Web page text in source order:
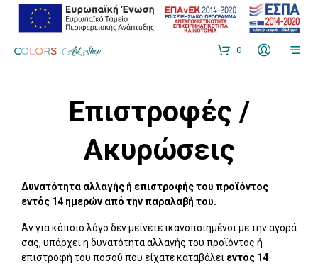
0
Επιστροφές /
Ακυρώσεις
Δυνατότητα αλλαγής ή επιστροφής του προϊόντος
εντός 14 ημερών από την παραλαβή του.
Αν για κάποιο λόγο δεν μείνετε ικανοποιημένοι με την αγορά
σας, υπάρχει η δυνατότητα αλλαγής του προϊόντος ή
επιστροφή του ποσού που είχατε καταβάλει εντός 14